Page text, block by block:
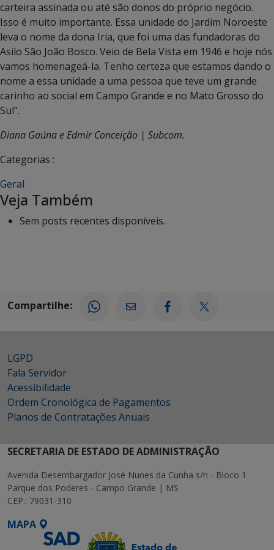
carteira assinada ou até são donos do próprio negócio.
Isso é muito importante. Essa unidade do Jardim Noroeste
leva o nome da dona Iria, que foi uma das fundadoras do
Asilo São João Bosco. Veio de Bela Vista em 1946 e hoje nós
vamos homenageá-la. Tenho certeza que estamos dando o
nome a essa unidade a uma pessoa que teve um grande
carinho ao social em Campo Grande e no Mato Grosso do
Sul”.
Diana Gaúna e Edmir Conceição | Subcom.
Categorias :
Geral
Veja Também
Sem posts recentes disponíveis.
Compartilhe:
LGPD
Fala Servidor
Acessibilidade
Ordem Cronológica de Pagamentos
Planos de Contratações Anuais
SECRETARIA DE ESTADO DE ADMINISTRAÇÃO
Avenida Desembargador José Nunes da Cunha s/n - Bloco 1
Parque dos Poderes - Campo Grande | MS
CEP.: 79031-310
MAPA